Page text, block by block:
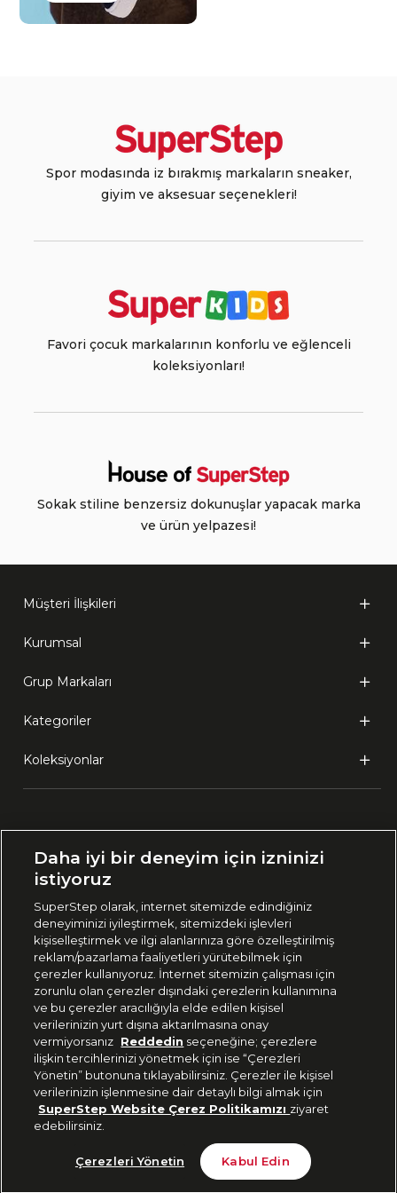
Tükendi
Spor modasında iz bırakmış markaların sneaker,
giyim ve aksesuar seçenekleri!
Favori çocuk markalarının konforlu ve eğlenceli
koleksiyonları!
Sokak stiline benzersiz dokunuşlar yapacak marka
ve ürün yelpazesi!
Müşteri İlişkileri
Kurumsal
Grup Markaları
Kategoriler
Koleksiyonlar
🇹🇷 Türkiye
444 37 36
Uygulamadan Takip Edin
Bizi Takip Edin
Daha iyi bir deneyim için izninizi
istiyoruz
SuperStep olarak, internet sitemizde edindiğiniz
deneyiminizi iyileştirmek, sitemizdeki işlevleri
kişiselleştirmek ve ilgi alanlarınıza göre özelleştirilmiş
reklam/pazarlama faaliyetleri yürütebilmek için
çerezler kullanıyoruz. İnternet sitemizin çalışması için
zorunlu olan çerezler dışındaki çerezlerin kullanımına
ve bu çerezler aracılığıyla elde edilen kişisel
verilerinizin yurt dışına aktarılmasına onay
vermiyorsanız Reddedin seçeneğine; çerezlere
ilişkin tercihlerinizi yönetmek için ise “Çerezleri
Yönetin” butonuna tıklayabilirsiniz. Çerezler ile kişisel
verilerinizin işlenmesine dair detaylı bilgi almak için
SuperStep Website Çerez Politikamızı ziyaret
edebilirsiniz.
Çerezleri Yönetin Kabul Edin